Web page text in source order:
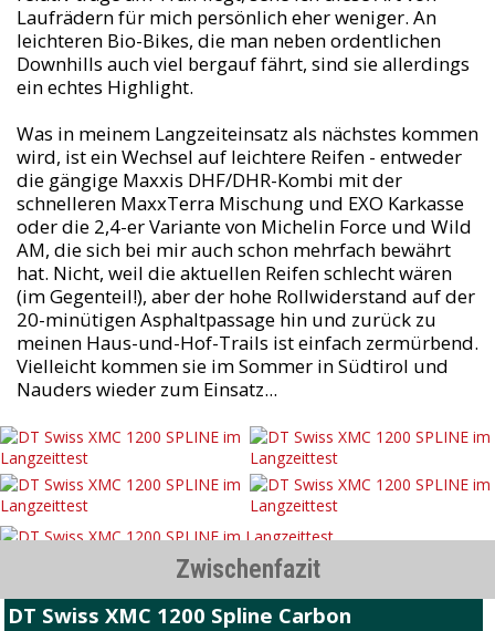
Laufrädern für mich persönlich eher weniger. An
leichteren Bio-Bikes, die man neben ordentlichen
Downhills auch viel bergauf fährt, sind sie allerdings
ein echtes Highlight.
Was in meinem Langzeiteinsatz als nächstes kommen
wird, ist ein Wechsel auf leichtere Reifen - entweder
die gängige Maxxis DHF/DHR-Kombi mit der
schnelleren MaxxTerra Mischung und EXO Karkasse
oder die 2,4-er Variante von Michelin Force und Wild
AM, die sich bei mir auch schon mehrfach bewährt
hat. Nicht, weil die aktuellen Reifen schlecht wären
(im Gegenteil!), aber der hohe Rollwiderstand auf der
20-minütigen Asphaltpassage hin und zurück zu
meinen Haus-und-Hof-Trails ist einfach zermürbend.
Vielleicht kommen sie im Sommer in Südtirol und
Nauders wieder zum Einsatz...
Zwischenfazit
DT Swiss XMC 1200 Spline Carbon